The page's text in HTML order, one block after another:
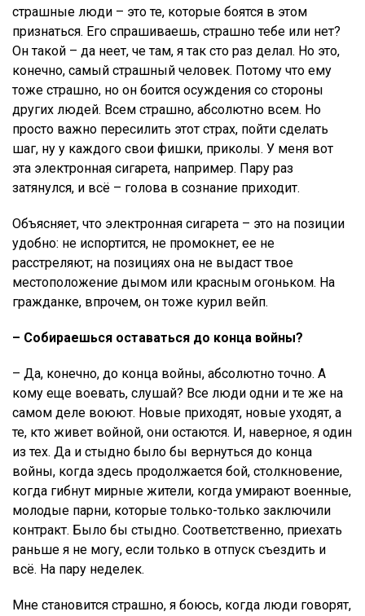
страшные люди – это те, которые боятся в этом
признаться. Его спрашиваешь, страшно тебе или нет?
Он такой – да неет, че там, я так сто раз делал. Но это,
конечно, самый страшный человек. Потому что ему
тоже страшно, но он боится осуждения со стороны
других людей. Всем страшно, абсолютно всем. Но
просто важно пересилить этот страх, пойти сделать
шаг, ну у каждого свои фишки, приколы. У меня вот
эта электронная сигарета, например. Пару раз
затянулся, и всё – голова в сознание приходит.
Объясняет, что электронная сигарета – это на позиции
удобно: не испортится, не промокнет, ее не
расстреляют; на позициях она не выдаст твое
местоположение дымом или красным огоньком. На
гражданке, впрочем, он тоже курил вейп.
– Собираешься оставаться до конца войны?
– Да, конечно, до конца войны, абсолютно точно. А
кому еще воевать, слушай? Все люди одни и те же на
самом деле воюют. Новые приходят, новые уходят, а
те, кто живет войной, они остаются. И, наверное, я один
из тех. Да и стыдно было бы вернуться до конца
войны, когда здесь продолжается бой, столкновение,
когда гибнут мирные жители, когда умирают военные,
молодые парни, которые только-только заключили
контракт. Было бы стыдно. Соответственно, приехать
раньше я не могу, если только в отпуск съездить и
всё. На пару неделек.
Мне становится страшно, я боюсь, когда люди говорят,